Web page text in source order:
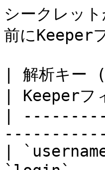
シークレッ
前にKeeper
| 解析キー
| Keeper
|
|